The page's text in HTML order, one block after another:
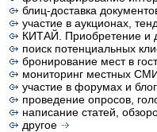
блиц-доставка
участие в аукционах,
КИТАЙ. Приобретение и
поиск потенциальных
бронирование мест в
мониторинг местных
участие в форумах и
проведение опросов,
написание статей,
другое